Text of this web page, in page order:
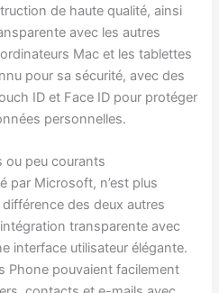
de haute qualité, ainsi
avec les autres
Mac et les tablettes
pour sa sécurité, avec des
ID et Face ID pour protéger
personnelles.
ou peu courants
par Microsoft, n’est plus
des deux autres
transparente avec
interface utilisateur élégante.
Phone pouvaient facilement